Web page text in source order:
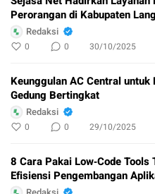
Perorangan di Kabupaten
Redaksi
0 0 30/10/2025
Keunggulan AC Central untuk
Gedung Bertingkat
Redaksi
0 0 29/10/2025
8 Cara Pakai Low‑Code
Efisiensi Pengembangan